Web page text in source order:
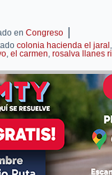
en Congreso |
colonia hacienda el jaral
, el carmen, rosalva llanes